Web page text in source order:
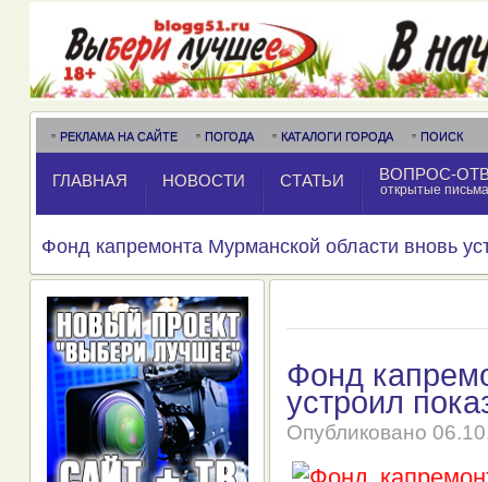
РЕКЛАМА НА САЙТЕ ПОГОДА КАТАЛОГИ ГОРОДА ПОИСК
ГЛАВНАЯ НОВОСТИ СТАТЬИ ВОПРОС-
открытые письма
Фонд капремонта Мурманской области вновь
Фонд
устроил
Опубликовано